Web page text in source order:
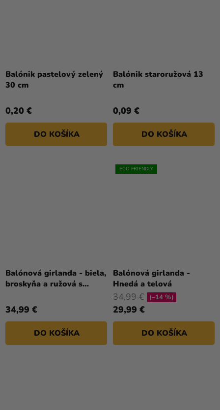
Balónik pastelový zelený
30 cm
0,20 €
DO KOŠÍKA
Balónik staroružová 13
cm
0,09 €
DO KOŠÍKA
Balónová girlanda - biela,
broskyňa a ružová s
34,99 €
DO KOŠÍKA
ECO FRIENDLY
Balónová girlanda -
Hnedá a telová
29,99 €
34,99 € (–14 %)
DO KOŠÍKA